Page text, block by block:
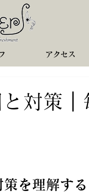
アクセス
対策｜
を理解す